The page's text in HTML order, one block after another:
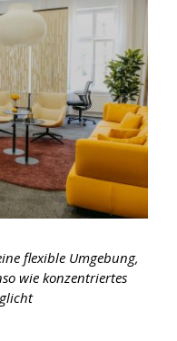
flexible Umgebung,
wie konzentriertes